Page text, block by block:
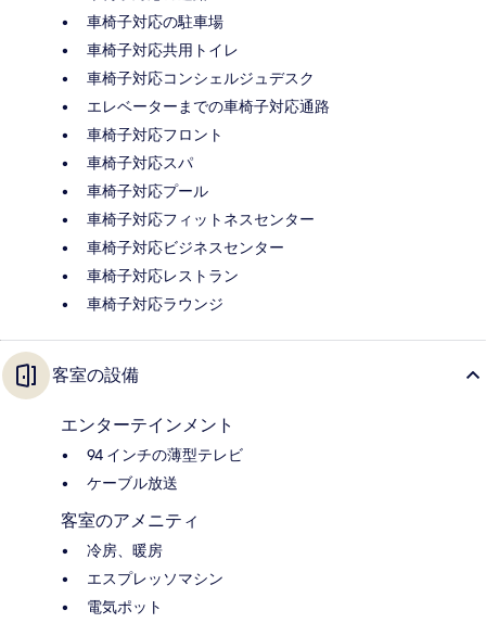
車椅子対応の駐車場
車椅子対応共用トイレ
車椅子対応コンシェルジュデスク
エレベーターまでの車椅子対応通路
車椅子対応フロント
車椅子対応スパ
車椅子対応プール
車椅子対応フィットネスセンター
車椅子対応ビジネスセンター
車椅子対応レストラン
車椅子対応ラウンジ
客室の設備
エンターテインメント
94 インチの薄型テレビ
ケーブル放送
客室のアメニティ
冷房、暖房
エスプレッソマシン
電気ポット